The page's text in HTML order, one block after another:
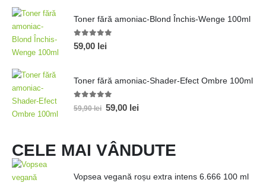
Toner fără amoniac-Blond Închis-Wenge 100ml
0out of 5
59,00 lei
Toner fără amoniac-Shader-Efect Ombre 100ml
out of 5
59,90lei 59,00 lei
CELE MAI VÂNDUTE
Vopsea vegană roșu extra intens 6.666 100 ml